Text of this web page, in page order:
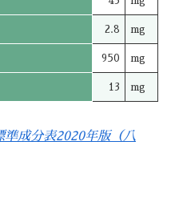
2.8 mg
950 mg
13 mg
成分表2020年版（八